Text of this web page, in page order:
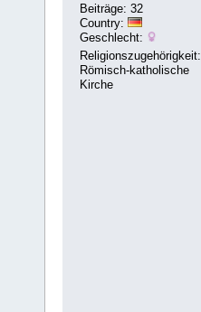
Beiträge: 32
Country:
Geschlecht:
Religionszugehörigkeit:
Römisch-katholische
Kirche